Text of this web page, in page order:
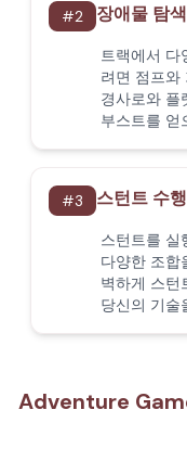
#2 장애물 탐색
트랙에서 다
려면 점프와
경사로와 플
부스트를 얻
#3 스턴트 수행
스턴트를 실
다양한 조합
벽하게 스턴
당신의 기술
Adventure